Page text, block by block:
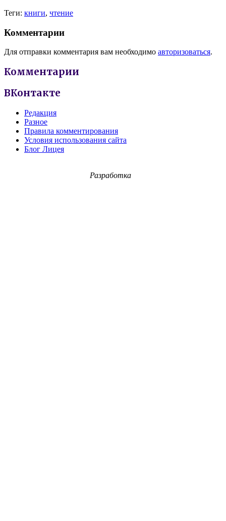
Теги: книги, чтение
Комментарии
Для отправки комментария вам необходимо авторизоваться.
Комментарии
ВКонтакте
Редакция
Разное
Правила комментирования
Условия использования сайта
Блог Лицея
Разработка